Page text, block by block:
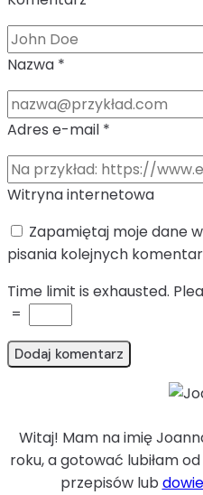
Nazwa *
Adres e-mail *
Witryna internetowa
Zapamiętaj moje dane
pisania kolejnych
Time limit is exhausted.
=
Witaj! Mam na imię
roku, a gotować lubiłam
przepisów lub